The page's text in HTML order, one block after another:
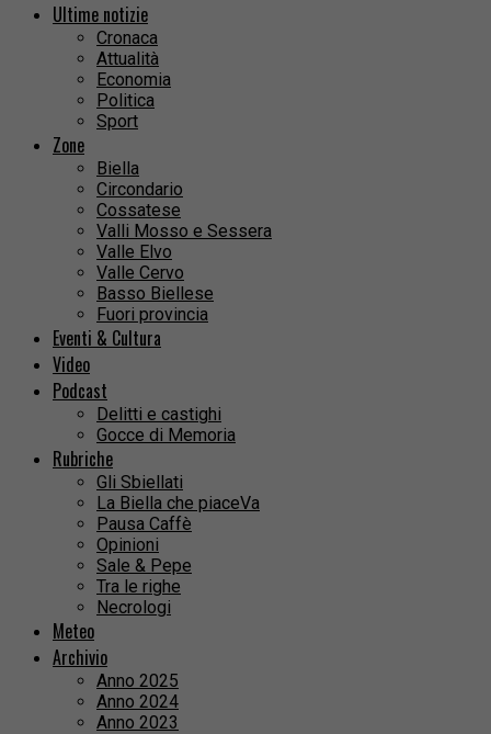
Ultime notizie
Cronaca
Attualità
Economia
Politica
Sport
Zone
Biella
Circondario
Cossatese
Valli Mosso e Sessera
Valle Elvo
Valle Cervo
Basso Biellese
Fuori provincia
Eventi & Cultura
Video
Podcast
Delitti e castighi
Gocce di Memoria
Rubriche
Gli Sbiellati
La Biella che piaceVa
Pausa Caffè
Opinioni
Sale & Pepe
Tra le righe
Necrologi
Meteo
Archivio
Anno 2025
Anno 2024
Anno 2023